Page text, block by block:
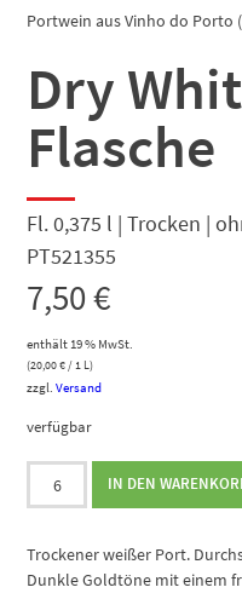
Portwein aus Vinho do Porto
Dry
Flasche
Fl. 0,375 l | Trocken |
PT521355
7,50€
enthält 19 % MwSt.
(20,00€/ 1 L)
zzgl.Versand
verfügbar
White
Flasche
Menge
IN DEN
Trockener weißer Port.
Dunkle Goldtöne mit einem